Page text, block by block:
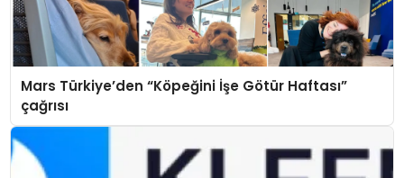
Mars Türkiye’den “Köpeğini İşe Götür Haftası”
çağrısı